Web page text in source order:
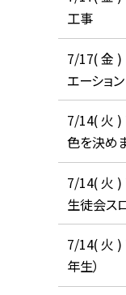
工事
7/17( 金 )
エーション
7/14( 火
色を決め
7/14( 火
生徒会ス
7/14( 火 )
年生）